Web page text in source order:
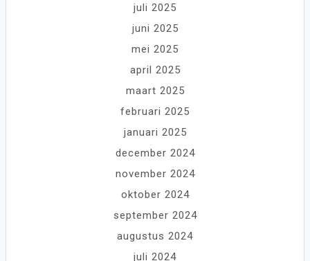
juli 2025
juni 2025
mei 2025
april 2025
maart 2025
februari 2025
januari 2025
december 2024
november 2024
oktober 2024
september 2024
augustus 2024
juli 2024